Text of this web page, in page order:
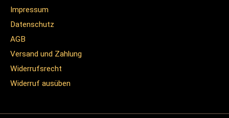
Impressum
Datenschutz
AGB
Versand und Zahlung
Widerrufsrecht
Widerruf ausüben